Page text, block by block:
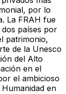
por lo
La FRAH fue
dos países por
patrimonio,
de la Unesco
del Alto
en el
el ambicioso
en